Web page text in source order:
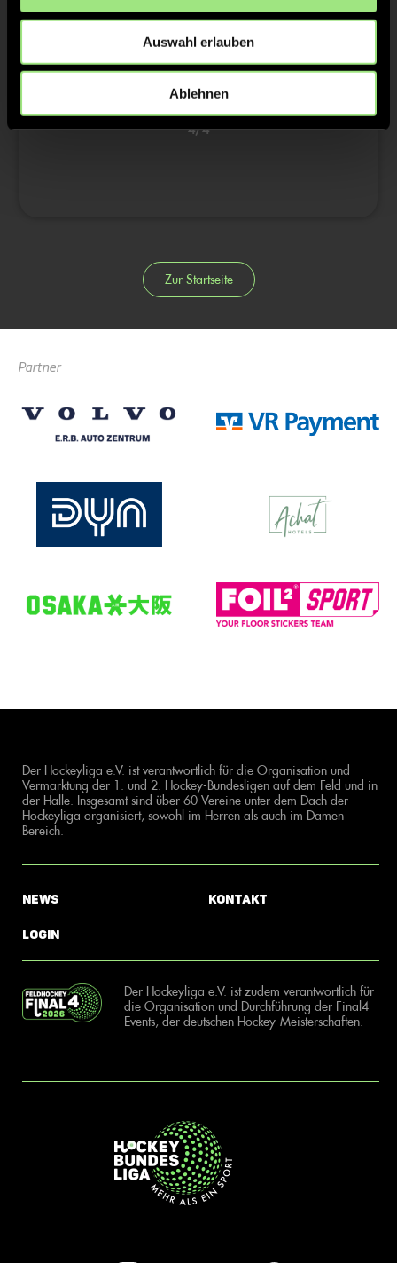
Auswahl erlauben
Ablehnen
3/4
1:1
4/4
Zur Startseite
Partner
Der Hockeyliga e.V. ist verantwortlich für die Organisation und
Vermarktung der 1. und 2. Hockey-Bundesligen auf dem Feld und in
der Halle. Insgesamt sind über 60 Vereine unter dem Dach der
Hockeyliga organisiert, sowohl im Herren als auch im Damen
Bereich.
News
Login
Kontakt
Der Hockeyliga e.V. ist zudem verantwortlich für
die Organisation und Durchführung der Final4
Events, der deutschen Hockey-Meisterschaften.